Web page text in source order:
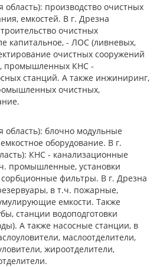
область): производство очистных
емкостей. В г. Дрезна
очистных
капитальное, - ЛОС (ливневых,
очистных сооружений
промышленных КНС -
станций. А также инжиниринг,
очистных,
область): блочно модульные
оборудование. В г.
КНС - канализационные
промышленные, установки
фильтры. В г. Дрезна
в т.ч. пожарные,
емкости. Также
станции водоподготовки
А также насосные станции, в
маслоотделители,
жироотделители,